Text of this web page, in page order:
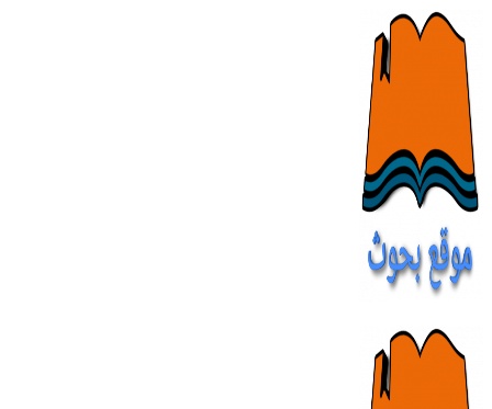
content